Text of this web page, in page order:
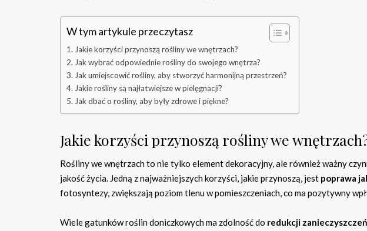
W tym artykule przeczytasz
Jakie korzyści przynoszą rośliny we wnętrzach?
Jak wybrać odpowiednie rośliny do swojego wnętrza?
Jak umiejscowić rośliny, aby stworzyć harmonijną przestrzeń?
Jakie rośliny są najłatwiejsze w pielęgnacji?
Jak dbać o rośliny, aby były zdrowe i piękne?
Jakie korzyści przynoszą rośliny we
Rośliny we wnętrzach to nie tylko element dekoracyjny, ale również ważny
jakość życia. Jedną z najważniejszych korzyści, jakie przynoszą, jest poprawa
fotosyntezy, zwiększają poziom tlenu w pomieszczeniach, co ma pozytywny
Wiele gatunków roślin doniczkowych ma zdolność do redukcji